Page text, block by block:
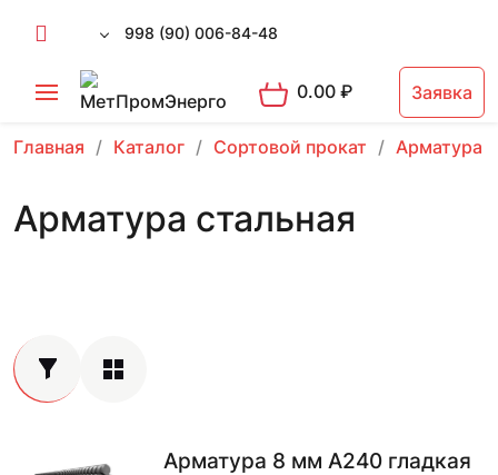
998 (90) 006-84-48
0.00₽ Заявка
Главная Каталог Сортовой прокат Арматура
Арматура стальная
Арматура 8 мм А240 гладкая